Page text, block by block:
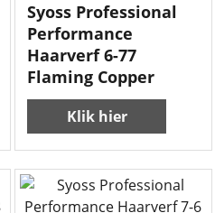
Syoss Professional
Performance
Haarverf 6-77
Flaming Copper
Klik hier